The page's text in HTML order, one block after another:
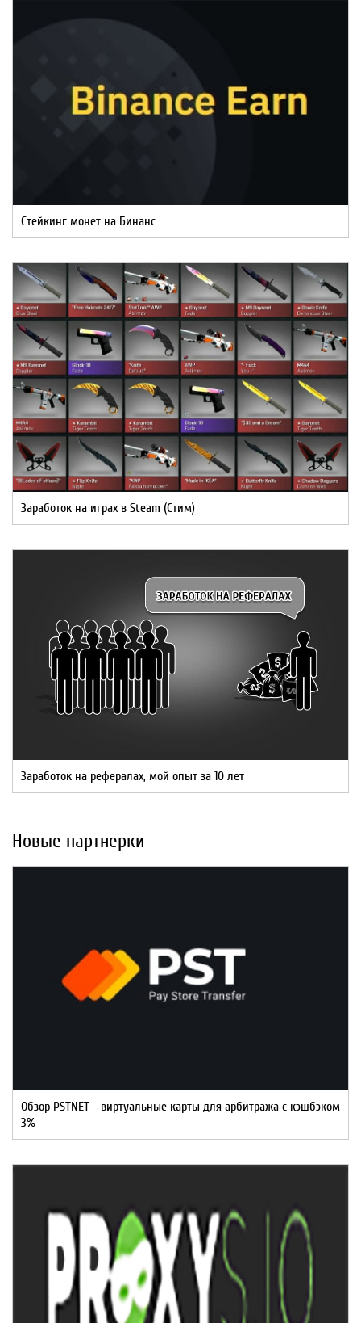
Стейкинг монет на Бинанс
Заработок на играх в Steam (Стим)
Заработок на рефералах, мой опыт за 10 лет
Новые партнерки
Обзор PSTNET - виртуальные карты для арбитража с кэшбэком
3%